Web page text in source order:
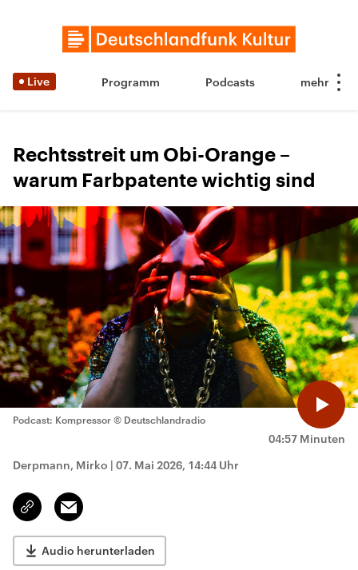
Live Programm Podcasts
Rechtsstreit um Obi-Orange –
warum Farbpatente wichtig sind
04:57 Minuten
Podcast: Kompressor © Deutschlandradio
Derpmann, Mirko | 07. Mai 2026, 14:44 Uhr
Link
kopieren/teilen
Email
Audio herunterladen